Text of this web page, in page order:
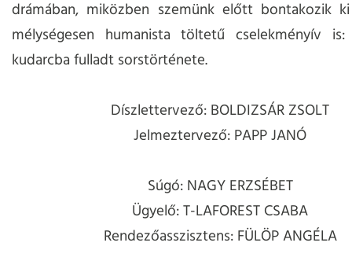
drámában, miközben szemünk előtt bontakozik
mélységesen humanista töltetű cselekményív
kudarcba fulladt sorstörténete.
Díszlettervező: BOLDIZSÁR ZSOLT
Jelmeztervező: PAPP JANÓ
Súgó: NAGY ERZSÉBET
Ügyelő: T-LAFOREST CSABA
Rendezőasszisztens: FÜLÖP ANGÉLA